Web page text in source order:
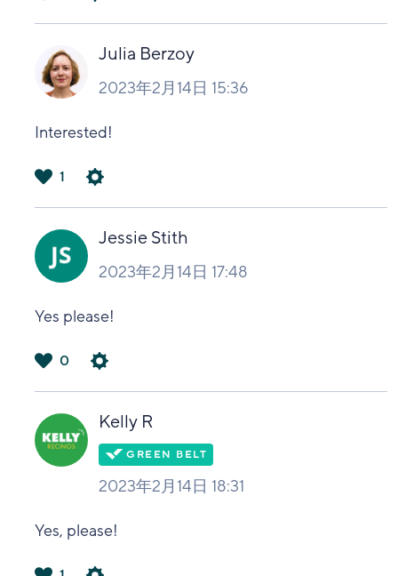
Julia Berzoy
2023年2月14日 15:36
Interested!
い
1
Jessie Stith
2023年2月14日 17:48
Yes please!
い
0
Kelly R
2023年2月14日 18:31
Yes, please!